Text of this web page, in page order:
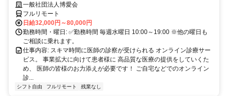
業務一般社団法人博愛会
フルリモート
日給32,000円～80,000円
勤務時間・曜日: ✅勤務時間 毎週水曜日 10:00～19:00 ※他の曜日も
ご相談に乗れます。
仕事内容: スキマ時間に医師の診察が受けられる オンライン診療サー
ビス。 事業拡大に向けて患者様に 高品質な医療の提供をしていくた
め、 医師の皆様のお力添えが必要です！ ご自宅などでのオンライン
診...
シフト自由 フルリモート 残業なし